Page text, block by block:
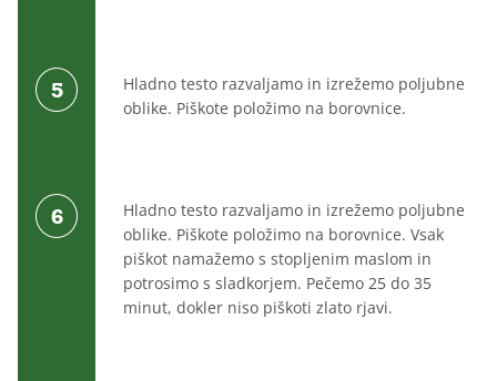
Hladno testo razvaljamo in izrežemo poljubne
oblike. Piškote položimo na borovnice.
Hladno testo razvaljamo in izrežemo poljubne
oblike. Piškote položimo na borovnice. Vsak
piškot namažemo s stopljenim maslom in
potrosimo s sladkorjem. Pečemo 25 do 35
minut, dokler niso piškoti zlato rjavi.